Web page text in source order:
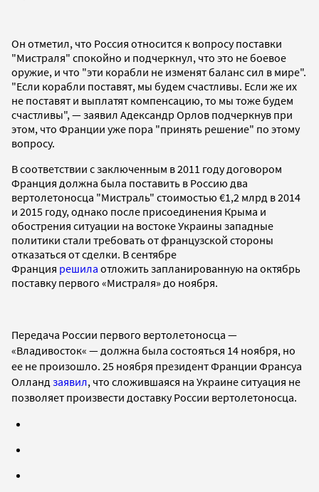
Он отметил, что Россия относится к вопросу поставки
"Мистраля" спокойно и подчеркнул, что это не боевое
оружие, и что "эти корабли не изменят баланс сил в мире".
"Если корабли поставят, мы будем счастливы. Если же их
не поставят и выплатят компенсацию, то мы тоже будем
счастливы", — заявил Адександр Орлов подчеркнув при
этом, что Франции уже пора "принять решение" по этому
вопросу.
В соответствии с заключенным в 2011 году договором
Франция должна была поставить в Россию два
вертолетоносца "Мистраль" стоимостью €1,2 млрд в 2014
и 2015 году, однако после присоединения Крыма и
обострения ситуации на востоке Украины западные
политики стали требовать от французской стороны
отказаться от сделки. В сентябре
Франция решила отложить запланированную на октябрь
поставку первого «Мистраля» до ноября.
Передача России первого вертолетоносца —
«Владивосток« — должна была состояться 14 ноября, но
ее не произошло. 25 ноября президент Франции Франсуа
Олланд заявил, что сложившаяся на Украине ситуация не
позволяет произвести доставку России вертолетоносца.